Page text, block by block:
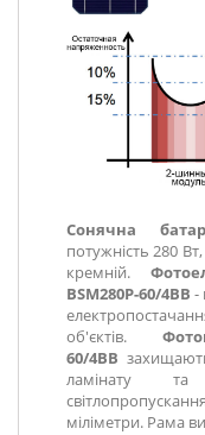
Сонячна
потужність 280
кремній.
BSM280P-60/4BB -
об'єктів.
60/4BB
ламінату
міліметри. Рама